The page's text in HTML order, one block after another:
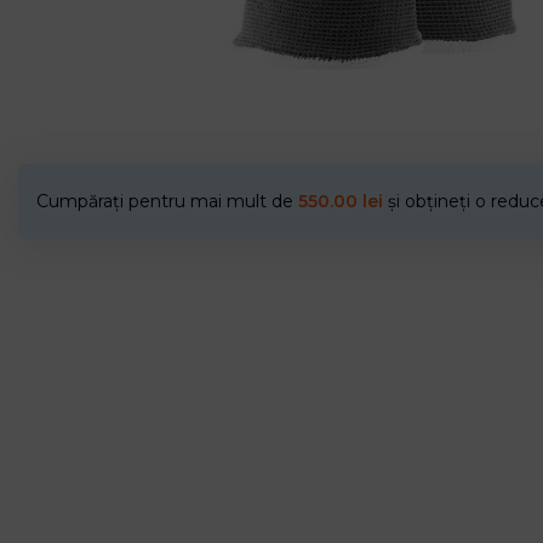
Cumpărați pentru mai mult de 550.00 lei și obțineți o